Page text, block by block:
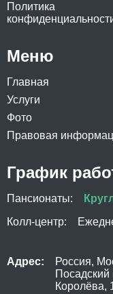
Политика
Меню
Главная
Услуги
Фото
Правовая
График
Пансионаты:
Колл-центр:
Адрес:
Россия,
Посадский
Королёва,